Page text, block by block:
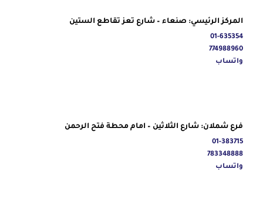
المركز الرئيسي: صنعاء – شارع تعز تقاطع الستين
01-635354
774988960
واتساب
فرع شملان: شارع الثلاثين – امام محطة فتح الرحمن
01-383715
783348888
واتساب